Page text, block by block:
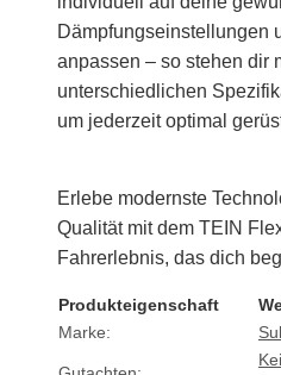
Dämpfungseinstellungen
anpassen – so stehen dir
unterschiedlichen
um jederzeit optimal
Erlebe modernste
Qualität mit dem TEIN
Fahrerlebnis, das dich
Produkteigenschaft
Marke: